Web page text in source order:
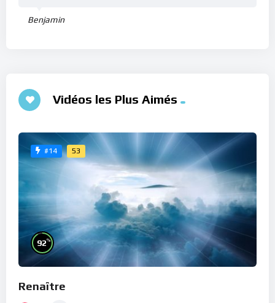
Benjamin
Vidéos les Plus Aimés
#14 53
92%
Renaître